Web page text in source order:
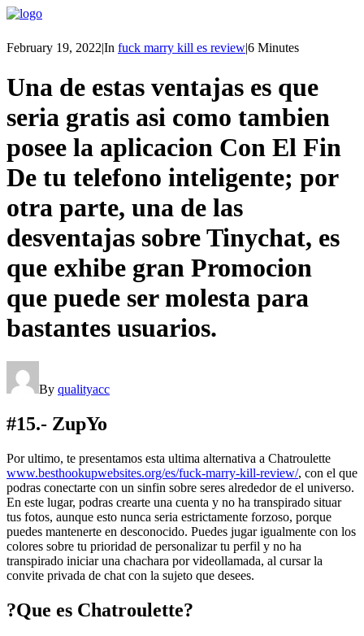
February 19, 2022|In fuck marry kill es review|6 Minutes
Una de estas ventajas es que
seri­a gratis asi­ como tambien
posee la aplicacion Con El Fin
De tu telefono inteligente; por
otra parte, una de las
desventajas sobre Tinychat, es
que exhibe gran Promocion
que puede ser molesta para
bastantes usuarios.
By qualityacc
#15.- ZupYo
Por ultimo, te presentamos esta ultima alternativa a Chatroulette
www.besthookupwebsites.org/es/fuck-marry-kill-review/, con el que
podras conectarte con un sinfin sobre seres alrededor de el universo.
En este lugar, podras crearte una cuenta y no ha transpirado situar
tus fotos, aunque esto nunca seri­a estrictamente forzoso, porque
puedes mantenerte en desconocido. Puedes jugar igualmente con los
colores sobre tu prioridad de personalizar tu perfil y no ha
transpirado iniciar una chachara por videollamada, al cursar la
convite privada de chat con la sujeto que desees.
?Que es Chatroulette?